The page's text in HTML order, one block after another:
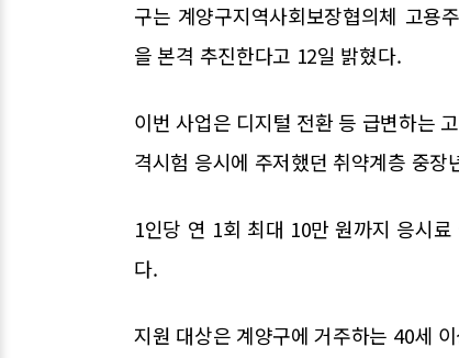
구는 계양구지역사회보장협의체 고용
을 본격 추진한다고 12일 밝혔다.
이번 사업은 디지털 전환 등 급변하는
격시험 응시에 주저했던 취약계층 중장
1인당 연 1회 최대 10만 원까지 응시
다.
지원 대상은 계양구에 거주하는 40세